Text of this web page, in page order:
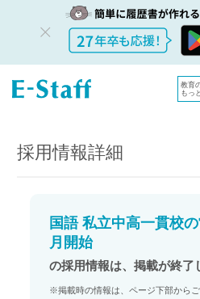
教育
もっ
教員採用情
報のイー・
採用
国語 私立中高一貫校の常勤講師 2027年4
採用情報詳細
国語 私立中高一貫校
月開始
の採用情報は、掲載が終了
※掲載時の情報は、ページ下部からご